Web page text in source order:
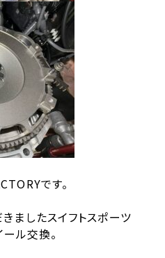
です。
ましたスイフトスポーツ
ル交換。